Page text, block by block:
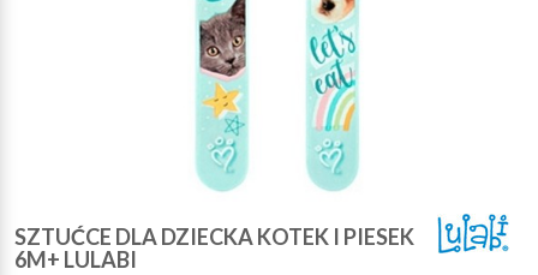
SZTUĆCE DLA DZIECKA KOTEK I PIESEK
6M+ LULABI